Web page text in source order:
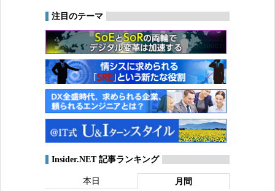
注目のテーマ
Insider.NET 記事ランキング
本日 月間